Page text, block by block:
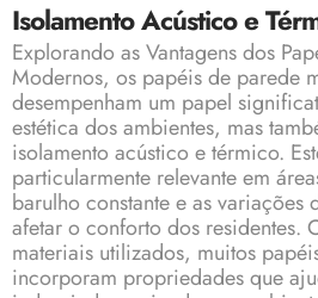
Isolamento Acústico e
Explorando as Vantagens dos
Modernos, os papéis de parede
desempenham um papel
estética dos ambientes, mas
isolamento acústico e térmico.
particularmente relevante em
barulho constante e as variações
afetar o conforto dos residentes.
materiais utilizados, muitos
incorporam propriedades que